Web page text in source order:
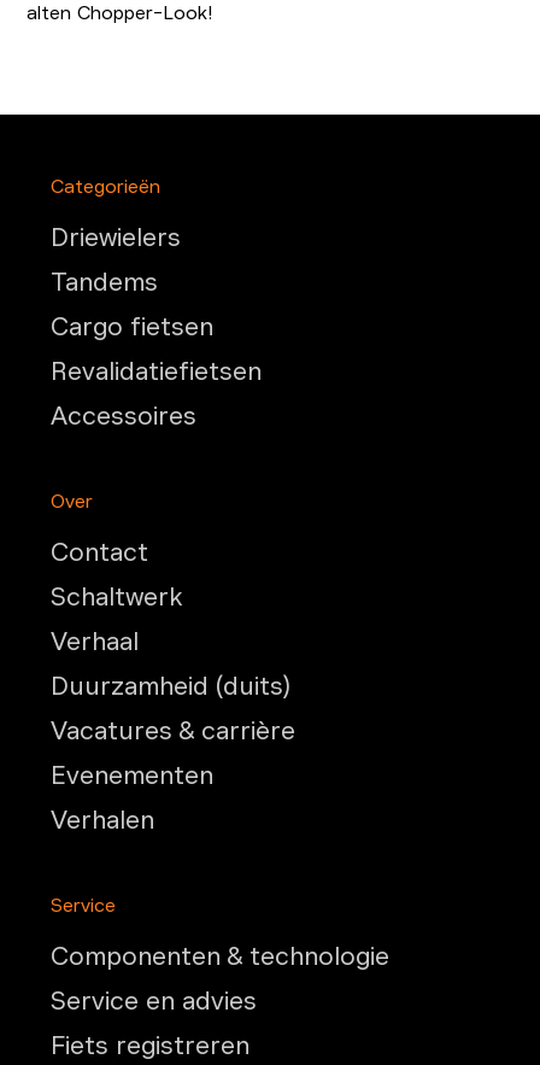
alten Chopper-Look!
Categorieën
Driewielers
Tandems
Cargo fietsen
Revalidatiefietsen
Accessoires
Over
Contact
Schaltwerk
Verhaal
Duurzamheid (duits)
Vacatures & carrière
Evenementen
Verhalen
Service
Componenten & technologie
Service en advies
Fiets registreren